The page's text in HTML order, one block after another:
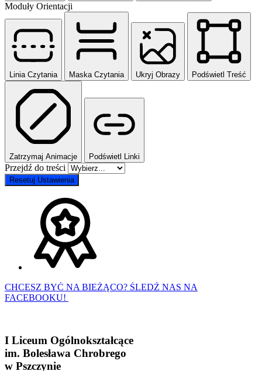
Moduły Orientacji
Linia Czytania Maska Czytania Ukryj Obrazy Podświetl Treść
Zatrzymaj Animacje Podświetl Linki
Przejdź do treści
Resetuj Ustawienia
CHCESZ BYĆ NA BIEŻĄCO? ŚLEDŹ NAS NA
FACEBOOKU!
I Liceum Ogólnokształcące
im. Bolesława Chrobrego
w Pszczynie